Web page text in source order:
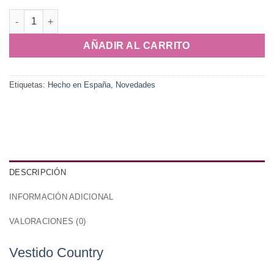
Vestido Country cantidad
AÑADIR AL CARRITO
Etiquetas: Hecho en España, Novedades
DESCRIPCIÓN
INFORMACIÓN ADICIONAL
VALORACIONES (0)
Vestido Country